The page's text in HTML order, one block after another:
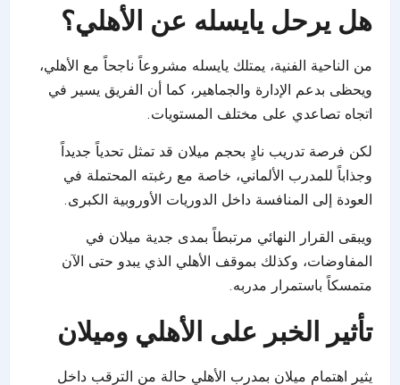
هل يرحل يايسله عن الأهلي؟
من الناحية الفنية، يمتلك يايسله مشروعاً ناجحاً مع الأهلي،
ويحظى بدعم الإدارة والجماهير، كما أن الفريق يسير في
اتجاه تصاعدي على مختلف المستويات.
لكن فرصة تدريب نادٍ بحجم ميلان قد تمثل تحدياً جديداً
وجذاباً للمدرب الألماني، خاصة مع رغبته المحتملة في
العودة إلى المنافسة داخل الدوريات الأوروبية الكبرى.
ويبقى القرار النهائي مرتبطاً بمدى جدية ميلان في
المفاوضات، وكذلك بموقف الأهلي الذي يبدو حتى الآن
متمسكاً باستمرار مدربه.
تأثير الخبر على الأهلي وميلان
يثير اهتمام ميلان بمدرب الأهلي حالة من الترقب داخل